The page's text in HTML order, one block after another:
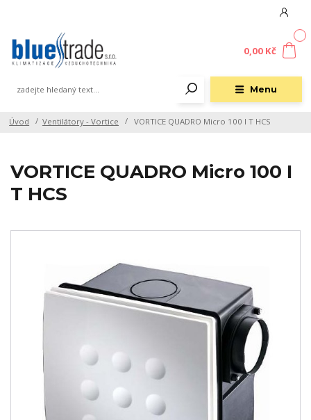
Menu
0,00 Kč
Úvod Ventilátory - Vortice VORTICE QUADRO Micro 100 I T HCS
VORTICE QUADRO Micro 100 I
T HCS